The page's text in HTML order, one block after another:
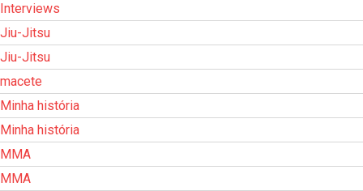
Interviews
Jiu-Jitsu
Jiu-Jitsu
macete
Minha história
Minha história
MMA
MMA